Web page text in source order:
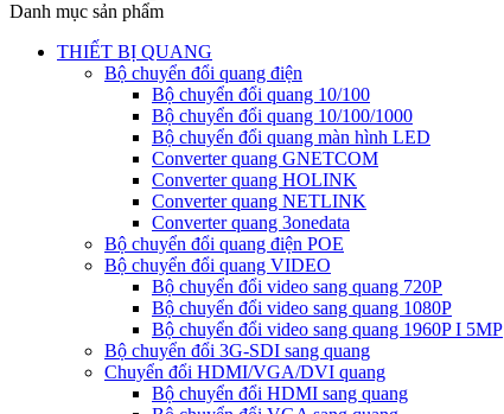
Danh mục sản phẩm
THIẾT BỊ QUANG
Bộ chuyển đổi quang điện
Bộ chuyển đổi quang 10/100
Bộ chuyển đổi quang 10/100/1000
Bộ chuyển đổi quang màn hình LED
Converter quang GNETCOM
Converter quang HOLINK
Converter quang NETLINK
Converter quang 3onedata
Bộ chuyển đổi quang điện POE
Bộ chuyển đổi quang VIDEO
Bộ chuyển đổi video sang quang 720P
Bộ chuyển đổi video sang quang 1080P
Bộ chuyển đổi video sang quang 1960P I 5MP
Bộ chuyển đổi 3G-SDI sang quang
Chuyển đổi HDMI/VGA/DVI quang
Bộ chuyển đổi HDMI sang quang